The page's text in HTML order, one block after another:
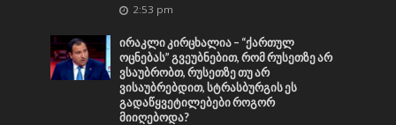
2:53 pm
ირაკლი კირცხალია – “ქართულ
ოცნებას” გვეუბნებით, რომ რუსეთზე არ
ვსაუბრობთ, რუსეთზე თუ არ
ვისაუბრებდით, სტრასბურგის ეს
გადაწყვეტილებები როგორ
მიიღებოდა?